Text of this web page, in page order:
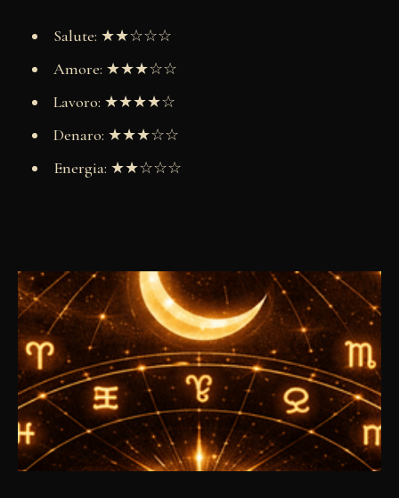
Salute: ★★☆☆☆
Amore: ★★★☆☆
Lavoro: ★★★★☆
Denaro: ★★★☆☆
Energia: ★★☆☆☆